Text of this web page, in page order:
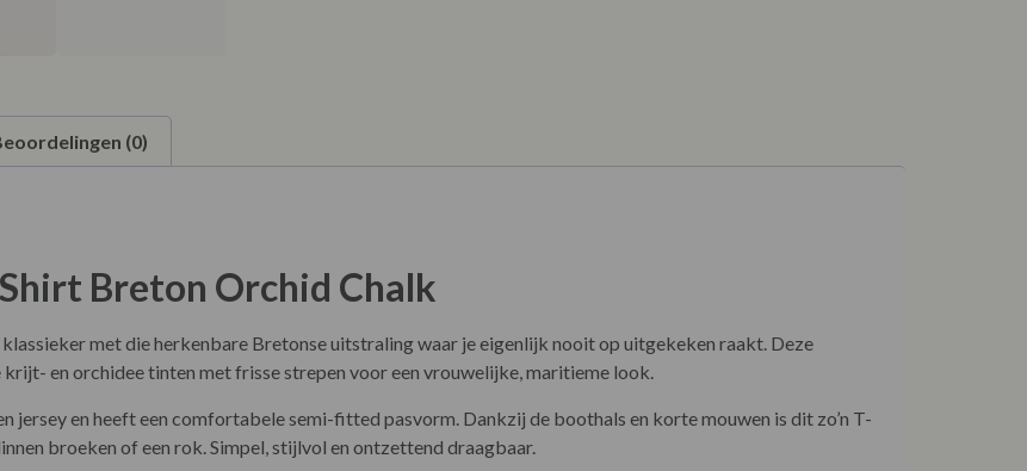
(0)
Breton Orchid Chalk
klassieker met die herkenbare Bretonse uitstraling waar je eigenlijk nooit op uitgekeken raakt. Deze
en orchidee tinten met frisse strepen voor een vrouwelijke, maritieme look.
jersey en heeft een comfortabele semi-fitted pasvorm. Dankzij de boothals en korte mouwen is dit zo’n T-
broeken of een rok. Simpel, stijlvol en ontzettend draagbaar.